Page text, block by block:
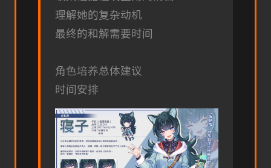
理解她的复杂动机
最终的和解需要时间
角色培养总体建议
时间安排